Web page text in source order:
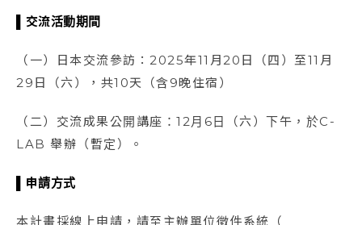
▌交流活動期間
（一）日本交流參訪：2025年11月20日（四）至11月
29日（六），共10天（含9晚住宿）
（二）交流成果公開講座：12月6日（六）下午，於C-
LAB 舉辦（暫定）。
▌申請方式
本計畫採線上申請，請至主辦單位徵件系統（